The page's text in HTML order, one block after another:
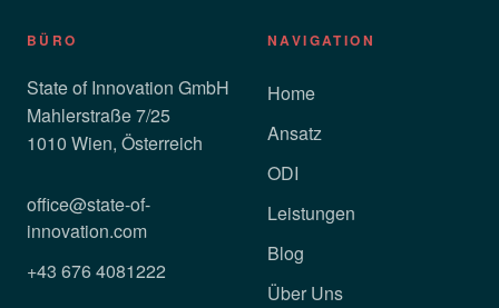
BÜRO
State of Innovation GmbH
Mahlerstraße 7/25
1010 Wien, Österreich
office@state-of-
innovation.com
+43 676 4081222
NAVIGATION
Home
Ansatz
ODI
Leistungen
Blog
Über Uns